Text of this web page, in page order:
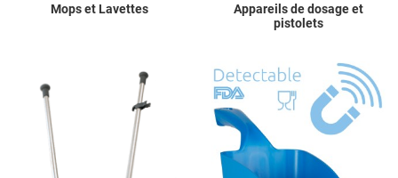
Mops et Lavettes
Appareils de dosage et
pistolets